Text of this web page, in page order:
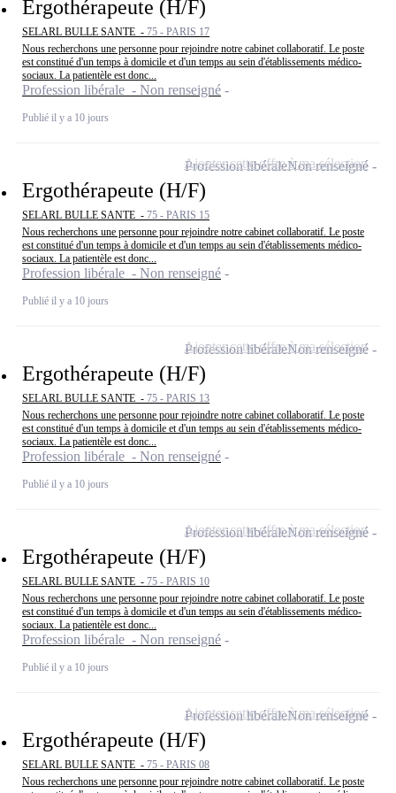
Ergothérapeute (H/F)
SELARL BULLE SANTE - 75 - PARIS 17
Nous recherchons une personne pour rejoindre notre cabinet collaboratif. Le poste
est constitué d'un temps à domicile et d'un temps au sein d'établissements médico-
sociaux. La patientèle est donc...
Profession libérale - Non renseigné
Publié il y a 10 jours
Ergothérapeute (H/F)
SELARL BULLE SANTE - 75 - PARIS 15
Nous recherchons une personne pour rejoindre notre cabinet collaboratif. Le poste
est constitué d'un temps à domicile et d'un temps au sein d'établissements médico-
sociaux. La patientèle est donc...
Profession libérale - Non renseigné
Publié il y a 10 jours
Profession libéraleNon renseigné
Ajouter cette offre à ma sélection
Ergothérapeute (H/F)
SELARL BULLE SANTE - 75 - PARIS 13
Nous recherchons une personne pour rejoindre notre cabinet collaboratif. Le poste
est constitué d'un temps à domicile et d'un temps au sein d'établissements médico-
sociaux. La patientèle est donc...
Profession libérale - Non renseigné
Publié il y a 10 jours
Profession libéraleNon renseigné
Ajouter cette offre à ma sélection
Ergothérapeute (H/F)
SELARL BULLE SANTE - 75 - PARIS 10
Nous recherchons une personne pour rejoindre notre cabinet collaboratif. Le poste
est constitué d'un temps à domicile et d'un temps au sein d'établissements médico-
sociaux. La patientèle est donc...
Profession libérale - Non renseigné
Publié il y a 10 jours
Profession libéraleNon renseigné
Ajouter cette offre à ma sélection
Ergothérapeute (H/F)
SELARL BULLE SANTE - 75 - PARIS 08
Nous recherchons une personne pour rejoindre notre cabinet collaboratif. Le poste
Profession libéraleNon renseigné
Ajouter cette offre à ma sélection